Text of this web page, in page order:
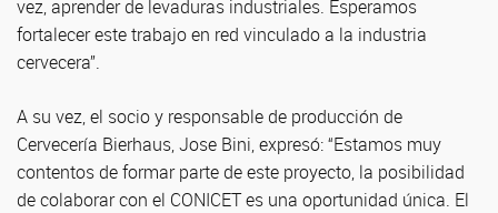
vez, aprender de levaduras industriales. Esperamos
fortalecer este trabajo en red vinculado a la industria
cervecera”.
A su vez, el socio y responsable de producción de
Cervecería Bierhaus, Jose Bini, expresó: “Estamos muy
contentos de formar parte de este proyecto, la posibilidad
de colaborar con el CONICET es una oportunidad única. El